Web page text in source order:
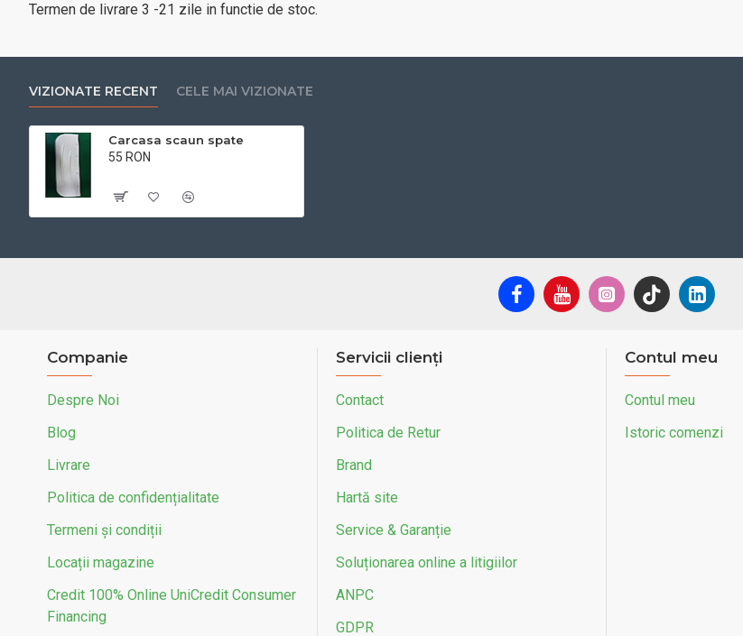
Termen de livrare 3 -21 zile in functie de stoc.
VIZIONATE RECENT CELE MAI VIZIONATE
Carcasa scaun spate
55 RON
Companie
Despre Noi
Blog
Livrare
Politica de confidențialitate
Termeni și condiții
Locații magazine
Credit 100% Online UniCredit Consumer
Financing
Servicii clienți
Contact
Politica de Retur
Brand
Hartă site
Service & Garanție
Soluționarea online a litigiilor
ANPC
GDPR
Contul meu
Contul meu
Istoric comenzi